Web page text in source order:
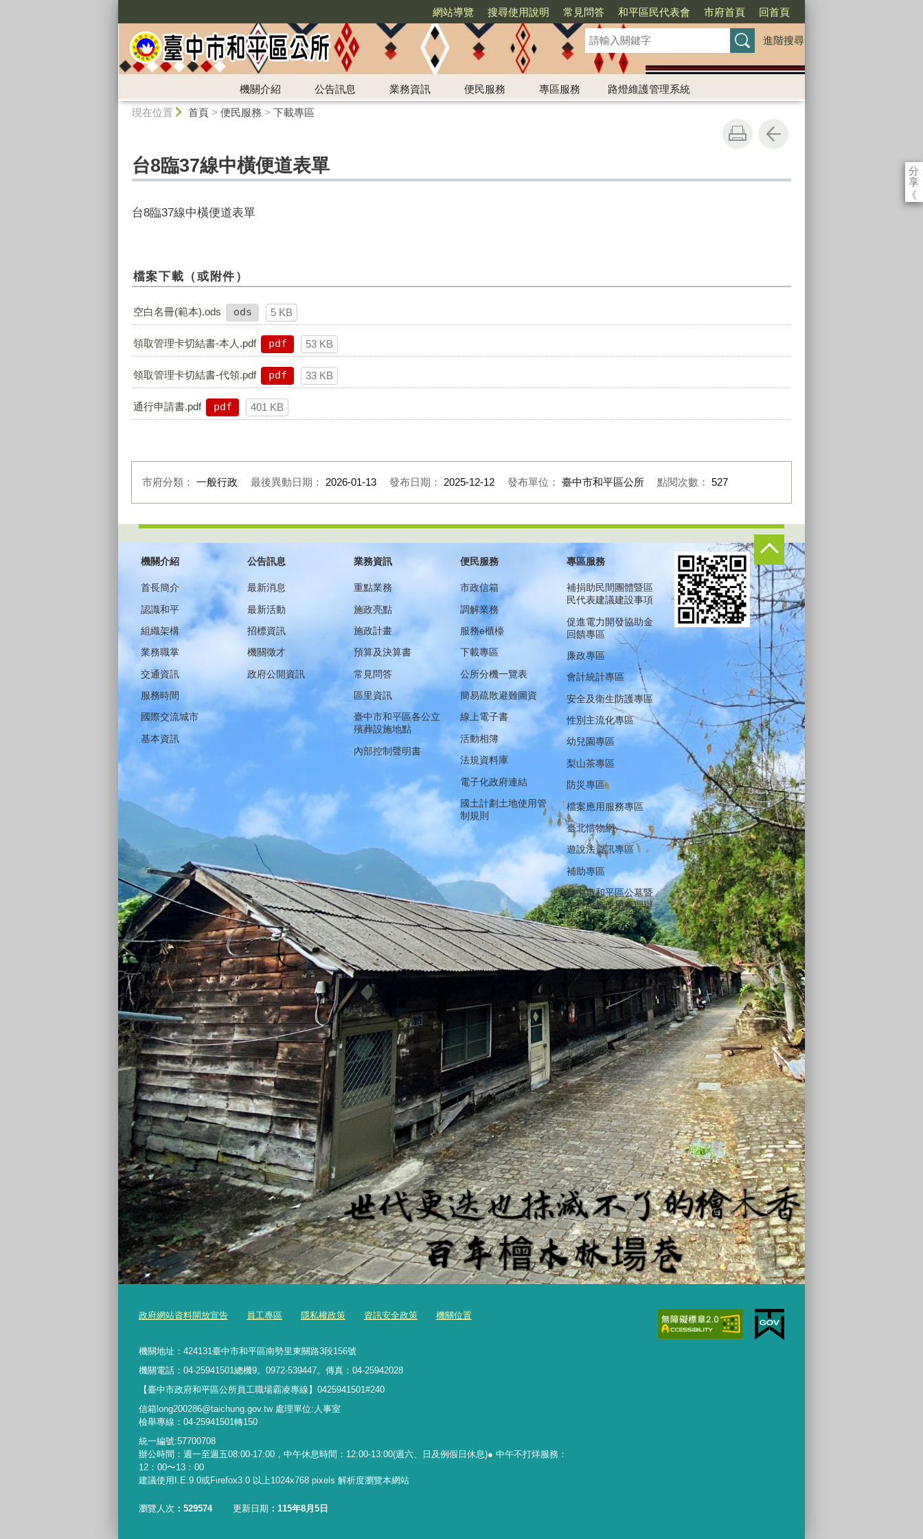
網站導覽 搜尋使用說明 常見問答 和平區民代表會 市府首頁 回首頁
進階搜尋
機關介紹 公告訊息 業務資訊 便民服務 專區服務
路燈維護管理系統
現在位置 首頁> 便民服務 > 下載專區
分
享
《
台8臨37線中橫便道表單
台8臨37線中橫便道表單
檔案下載（或附件）
空白名冊(範本).ods ods 5 KB
領取管理卡切結書-本人.pdf pdf 53 KB
領取管理卡切結書-代領.pdf pdf 33 KB
通行申請書.pdf pdf 401 KB
市府分類： 一般行政 最後異動日期： 2026-01-13 發布日期： 2025-12-12 發布單位： 臺中市和平區公所 點閱次數： 527
機關介紹
首長簡介
認識和平
組織架構
業務職掌
交通資訊
服務時間
國際交流城市
基本資訊
公告訊息
最新消息
最新活動
招標資訊
機關徵才
政府公開資訊
業務資訊
重點業務
施政亮點
施政計畫
預算及決算書
常見問答
區里資訊
臺中市和平區各公立
殯葬設施地點
內部控制聲明書
便民服務
市政信箱
調解業務
服務e櫃檯
下載專區
公所分機一覽表
簡易疏散避難圖資
線上電子書
活動相簿
法規資料庫
電子化政府連結
國土計劃土地使用管
制規則
專區服務
補捐助民間團體暨區
民代表建議建設事項
促進電力開發協助金
回饋專區
廉政專區
會計統計專區
安全及衛生防護專區
性別主流化專區
幼兒園專區
梨山茶專區
防災專區
檔案應用服務專區
臺北惜物網
遊說法資訊專區
補助專區
臺中市和平區公墓暨
納骨設施使用管理辦
法
路燈維護管理系統
路燈維護管理系統
政府網站資料開放宣告 員工專區 隱私權政策 資訊安全政策 機關位置
機關地址：424131臺中市和平區南勢里東關路3段156號
機關電話：04-25941501總機9。0972-539447。傳真：04-25942028
【臺中市政府和平區公所員工職場霸凌專線】0425941501#240
信箱long200286@taichung.gov.tw 處理單位:人事室
檢舉專線：04-25941501轉150
統一編號:57700708
辦公時間：週一至週五08:00-17:00，中午休息時間：12:00-13:00(週六、日及例假日休息)● 中午不打烊服務：
12：00〜13：00
建議使用I.E.9.0或Firefox3.0 以上1024x768 pixels 解析度瀏覽本網站
瀏覽人次 529574 更新日期 115年8月5日